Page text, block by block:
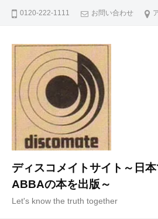
0120-222-1111 お問い合わせ
ディスコメイトサイト～日本
ABBAの本を出版～
Let's know the truth together